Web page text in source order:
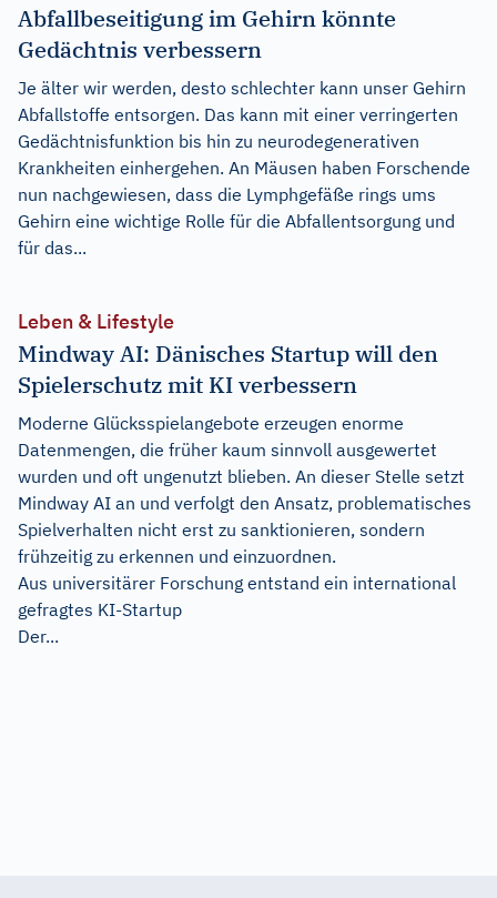
Abfallbeseitigung im Gehirn könnte
Gedächtnis verbessern
Je älter wir werden, desto schlechter kann unser Gehirn
Abfallstoffe entsorgen. Das kann mit einer verringerten
Gedächtnisfunktion bis hin zu neurodegenerativen
Krankheiten einhergehen. An Mäusen haben Forschende
nun nachgewiesen, dass die Lymphgefäße rings ums
Gehirn eine wichtige Rolle für die Abfallentsorgung und
für das...
Leben & Lifestyle
Mindway AI: Dänisches Startup will den
Spielerschutz mit KI verbessern
Moderne Glücksspielangebote erzeugen enorme
Datenmengen, die früher kaum sinnvoll ausgewertet
wurden und oft ungenutzt blieben. An dieser Stelle setzt
Mindway AI an und verfolgt den Ansatz, problematisches
Spielverhalten nicht erst zu sanktionieren, sondern
frühzeitig zu erkennen und einzuordnen.
Aus universitärer Forschung entstand ein international
gefragtes KI-Startup
Der...